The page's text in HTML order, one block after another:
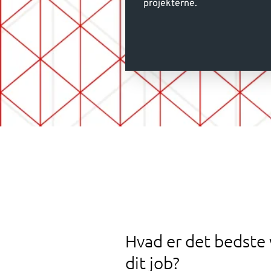
projekterne.
Hvad er det bedste
dit job?